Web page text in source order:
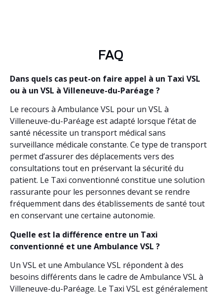
FAQ
Dans quels cas peut-on faire appel à un Taxi VSL
ou à un VSL à Villeneuve-du-Paréage ?
Le recours à Ambulance VSL pour un VSL à
Villeneuve-du-Paréage est adapté lorsque l’état de
santé nécessite un transport médical sans
surveillance médicale constante. Ce type de transport
permet d’assurer des déplacements vers des
consultations tout en préservant la sécurité du
patient. Le Taxi conventionné constitue une solution
rassurante pour les personnes devant se rendre
fréquemment dans des établissements de santé tout
en conservant une certaine autonomie.
Quelle est la différence entre un Taxi
conventionné et une Ambulance VSL ?
Un VSL et une Ambulance VSL répondent à des
besoins différents dans le cadre de Ambulance VSL à
Villeneuve-du-Paréage. Le Taxi VSL est généralement